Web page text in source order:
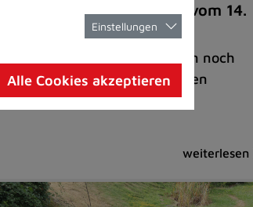
Wichtige Ratsbeschlüsse vom 14.
Juli im Überblick
Vor der Sommerpause wurden noch
viele Entscheidungen getroffen
Einstellungen
Alle Cookies akzeptieren